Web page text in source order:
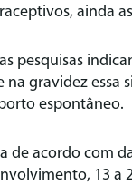
ainda
pesquisas
na gravidez essa
espontâneo.
de acordo com
13 a